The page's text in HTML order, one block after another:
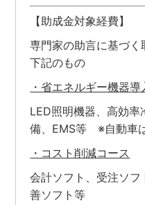
【助成金対象経費】
専門家の助言に基づく
下記のもの
・省エネルギー機器導
LED照明機器、高効
備、EMS等 ※自動車
・コスト削減コース
会計ソフト、受注ソ
善ソフト等